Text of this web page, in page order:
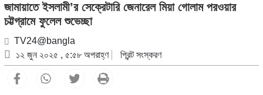
জামায়াতে ইসলামী’র সেক্রেটারি জেনারেল মিয়া গোলাম পরওয়ার
চট্টগ্রামে ফুলেল শুভেচ্ছা
TV24@bangla
১২ জুন ২০২৫ , ৫:৫৮ অপরাহ্ণ
প্রিন্ট সংস্করণ